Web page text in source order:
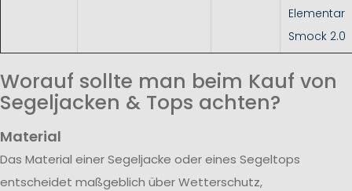
Elementar
Smock 2.0
Worauf sollte man beim Kauf von
Segeljacken & Tops achten?
Material
Das Material einer Segeljacke oder eines Segeltops
entscheidet maßgeblich über Wetterschutz,